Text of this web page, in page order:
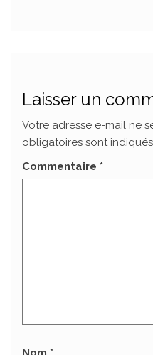
Laisser un
Votre adresse e-mail ne
obligatoires sont
Commentaire *